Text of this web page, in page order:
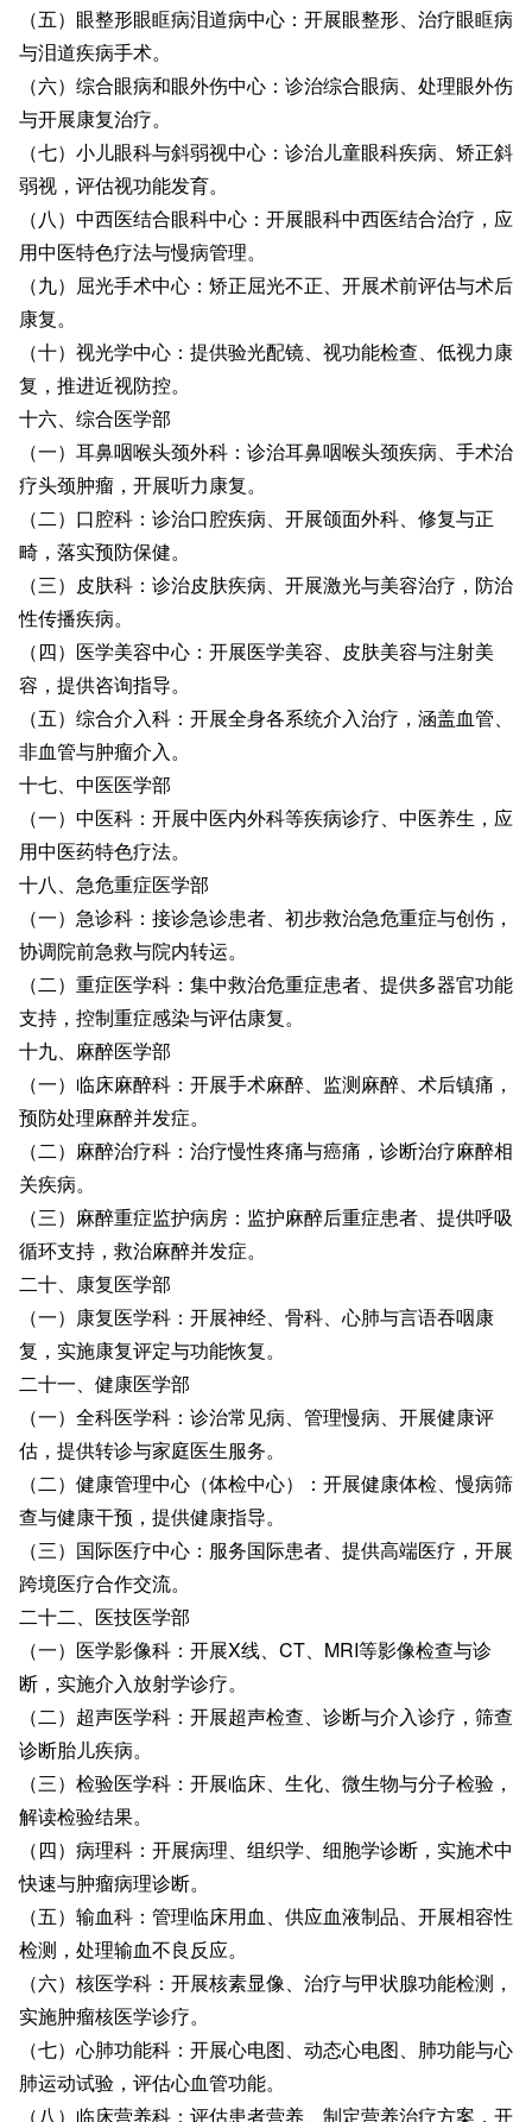
（五）眼整形眼眶病泪道病中心：开展眼整形、治疗眼眶病
与泪道疾病手术。
（六）综合眼病和眼外伤中心：诊治综合眼病、处理眼外伤
与开展康复治疗。
（七）小儿眼科与斜弱视中心：诊治儿童眼科疾病、矫正斜
弱视，评估视功能发育。
（八）中西医结合眼科中心：开展眼科中西医结合治疗，应
用中医特色疗法与慢病管理。
（九）屈光手术中心：矫正屈光不正、开展术前评估与术后
康复。
（十）视光学中心：提供验光配镜、视功能检查、低视力康
复，推进近视防控。
十六、综合医学部
（一）耳鼻咽喉头颈外科：诊治耳鼻咽喉头颈疾病、手术治
疗头颈肿瘤，开展听力康复。
（二）口腔科：诊治口腔疾病、开展颌面外科、修复与正
畸，落实预防保健。
（三）皮肤科：诊治皮肤疾病、开展激光与美容治疗，防治
性传播疾病。
（四）医学美容中心：开展医学美容、皮肤美容与注射美
容，提供咨询指导。
（五）综合介入科：开展全身各系统介入治疗，涵盖血管、
非血管与肿瘤介入。
十七、中医医学部
（一）中医科：开展中医内外科等疾病诊疗、中医养生，应
用中医药特色疗法。
十八、急危重症医学部
（一）急诊科：接诊急诊患者、初步救治急危重症与创伤，
协调院前急救与院内转运。
（二）重症医学科：集中救治危重症患者、提供多器官功能
支持，控制重症感染与评估康复。
十九、麻醉医学部
（一）临床麻醉科：开展手术麻醉、监测麻醉、术后镇痛，
预防处理麻醉并发症。
（二）麻醉治疗科：治疗慢性疼痛与癌痛，诊断治疗麻醉相
关疾病。
（三）麻醉重症监护病房：监护麻醉后重症患者、提供呼吸
循环支持，救治麻醉并发症。
二十、康复医学部
（一）康复医学科：开展神经、骨科、心肺与言语吞咽康
复，实施康复评定与功能恢复。
二十一、健康医学部
（一）全科医学科：诊治常见病、管理慢病、开展健康评
估，提供转诊与家庭医生服务。
（二）健康管理中心（体检中心）：开展健康体检、慢病筛
查与健康干预，提供健康指导。
（三）国际医疗中心：服务国际患者、提供高端医疗，开展
跨境医疗合作交流。
二十二、医技医学部
（一）医学影像科：开展X线、CT、MRI等影像检查与诊
断，实施介入放射学诊疗。
（二）超声医学科：开展超声检查、诊断与介入诊疗，筛查
诊断胎儿疾病。
（三）检验医学科：开展临床、生化、微生物与分子检验，
解读检验结果。
（四）病理科：开展病理、组织学、细胞学诊断，实施术中
快速与肿瘤病理诊断。
（五）输血科：管理临床用血、供应血液制品、开展相容性
检测，处理输血不良反应。
（六）核医学科：开展核素显像、治疗与甲状腺功能检测，
实施肿瘤核医学诊疗。
（七）心肺功能科：开展心电图、动态心电图、肺功能与心
肺运动试验，评估心血管功能。
（八）临床营养科：评估患者营养、制定营养治疗方案，开